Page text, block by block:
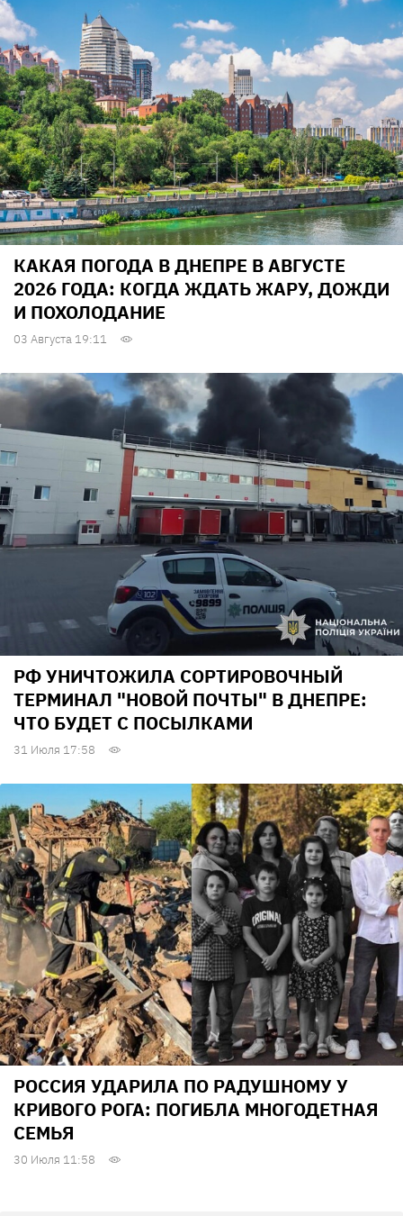
КАКАЯ ПОГОДА В ДНЕПРЕ В АВГУСТЕ
2026 ГОДА: КОГДА ЖДАТЬ ЖАРУ, ДОЖДИ
И ПОХОЛОДАНИЕ
03 Августа 19:11
РФ УНИЧТОЖИЛА СОРТИРОВОЧНЫЙ
ТЕРМИНАЛ "НОВОЙ ПОЧТЫ" В ДНЕПРЕ:
ЧТО БУДЕТ С ПОСЫЛКАМИ
31 Июля 17:58
РОССИЯ УДАРИЛА ПО РАДУШНОМУ У
КРИВОГО РОГА: ПОГИБЛА МНОГОДЕТНАЯ
СЕМЬЯ
30 Июля 11:58